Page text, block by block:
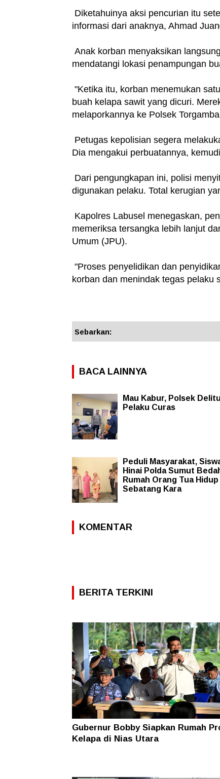
Diketahuinya aksi pencurian itu
informasi dari anaknya, Ahmad
Anak korban menyaksikan
mendatangi lokasi penampungan
"Ketika itu, korban menemukan
buah kelapa sawit yang dicuri.
melaporkannya ke Polsek
Petugas kepolisian segera
Dia mengakui perbuatannya,
Dari pengungkapan ini, polisi
digunakan pelaku. Total kerugian
Kapolres Labusel menegaskan,
memeriksa tersangka lebih lanjut
Umum (JPU).
"Proses penyelidikan dan
korban dan menindak tegas pelaku
Sebarkan:
BACA LAINNYA
Mau Kabur, Polsek
Pelaku Curas
Peduli Masyarakat,
Hinai Polda Sumut
Rumah Orang Tua Hidup
Sebatang Kara
KOMENTAR
BERITA TERKINI
Gubernur Bobby Siapkan Rumah
Kelapa di Nias Utara